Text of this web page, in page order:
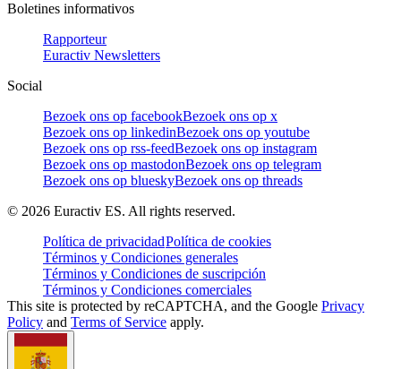
Boletines informativos
Rapporteur
Euractiv Newsletters
Social
Bezoek ons op facebookBezoek ons op x
Bezoek ons op linkedinBezoek ons op youtube
Bezoek ons op rss-feedBezoek ons op instagram
Bezoek ons op mastodonBezoek ons op telegram
Bezoek ons op blueskyBezoek ons op threads
© 2026 Euractiv ES. All rights reserved.
Política de privacidadPolítica de cookies
Términos y Condiciones generales
Términos y Condiciones de suscripción
Términos y Condiciones comerciales
This site is protected by reCAPTCHA, and the Google Privacy
Policy and Terms of Service apply.